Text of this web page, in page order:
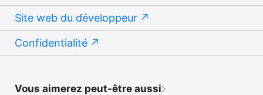
Site web du développeur
Confidentialité
Vous aimerez peut-être aussi